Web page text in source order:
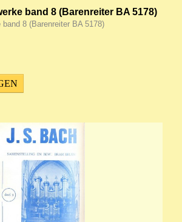
band 8 (Barenreiter BA 5178)
8 (Barenreiter BA 5178)